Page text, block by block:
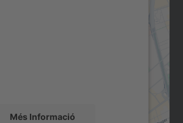
Més Informació